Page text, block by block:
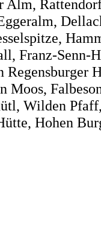
Alm,
Franz-Senn-
Regensburger
Moos,
Wilden
Hohen